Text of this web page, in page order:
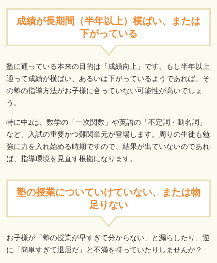
成績が長期間（半年以上）横ばい、または
下がっている
塾に通っている本来の目的は「成績向上」です。もし半年以上
通って成績が横ばい、あるいは下がっているようであれば、そ
の塾の指導方法がお子様に合っていない可能性が高いでしょ
う。
特に中2は、数学の「一次関数」や英語の「不定詞・動名詞」
など、入試の重要かつ難関単元が登場します。周りの生徒も勉
強に力を入れ始める時期ですので、結果が出ていないのであれ
ば、指導環境を見直す根拠になります。
塾の授業についていけていない、または物
足りない
お子様が「塾の授業が早すぎて分からない」と漏らしたり、逆
に「簡単すぎて退屈だ」と不満を持っていたりしませんか？